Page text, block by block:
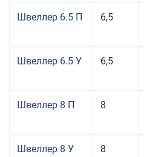
Швеллер 6.5 П 6,5
Швеллер 6.5 У 6,5
Швеллер 8 П 8
Швеллер 8 У 8